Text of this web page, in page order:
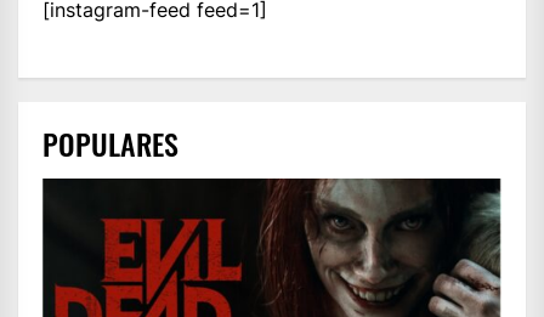
[instagram-feed feed=1]
POPULARES